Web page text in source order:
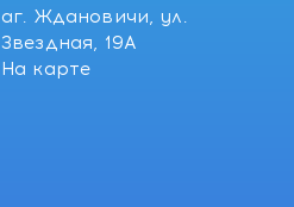
аг. Ждановичи, ул.
Звездная, 19А
На карте